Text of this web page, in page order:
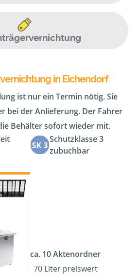
in Eichendorf
ist nur ein Termin nötig. Sie
bei der Anlieferung. Der Fahrer
Behälter sofort wieder mit.
Schutzklasse 3
zubuchbar
ca. 10 Aktenordner
70 Liter preiswert